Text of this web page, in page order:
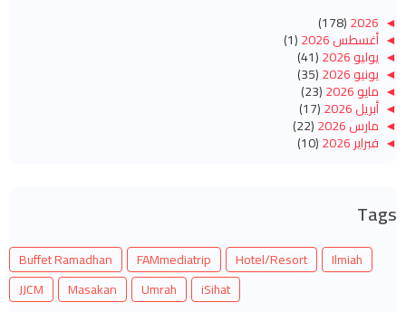
◄
2026
(178)
◄ أغسطس 2026 (1)
◄ يوليو 2026 (41)
◄ يونيو 2026 (35)
◄ مايو 2026 (23)
◄ أبريل 2026 (17)
◄ مارس 2026 (22)
◄ فبراير 2026 (10)
◄نوفمبر 2025
◄
سبتمبر 2025 (14)
أغسطس 2025 (6)
Tags
Buffet Ramadhan FAMmediatrip Hotel/Resort
Ilmiah
JJCM
Masakan Umrah iSihat